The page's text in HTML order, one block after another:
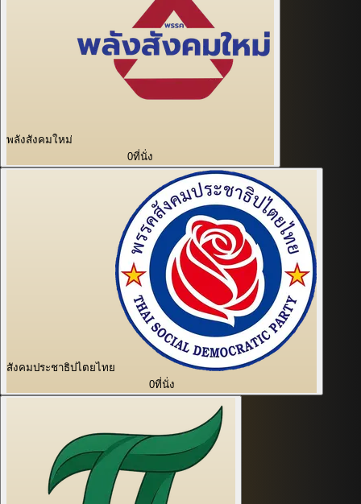
พลังสังคมใหม่
0ที่นั่ง
สังคมประชาธิปไตยไทย
0ที่นั่ง